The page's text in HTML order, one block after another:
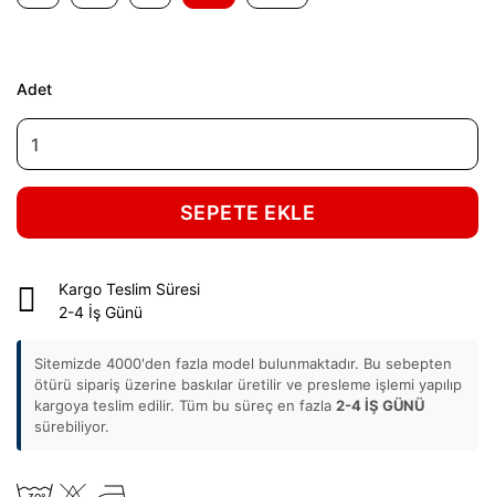
Adet
SEPETE EKLE
Kargo Teslim Süresi
2-4 İş Günü
Sitemizde 4000'den fazla model bulunmaktadır. Bu sebepten
ötürü sipariş üzerine baskılar üretilir ve presleme işlemi yapılıp
kargoya teslim edilir. Tüm bu süreç en fazla 2-4 İŞ GÜNÜ
sürebiliyor.